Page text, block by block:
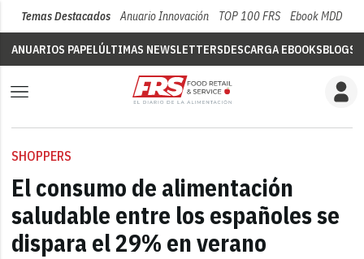
Temas Destacados Anuario Innovación TOP 100 FRS Ebook MDD
ANUARIOS PAPELÚLTIMAS NEWSLETTERSDESCARGA EBOOKSBLOGS
SHOPPERS
El consumo de alimentación
saludable entre los españoles se
dispara el 29% en verano